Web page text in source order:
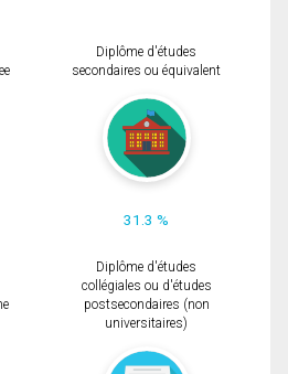
Diplôme d'études
secondaires ou équivalent
31.3 %
Diplôme d'études
collégiales ou d'études
postsecondaires (non
universitaires)